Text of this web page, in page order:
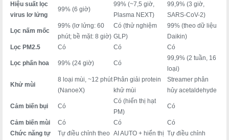
Hiệu suất lọc
virus lơ lửng
99% (6 giờ)
99% (~7,5 giờ,
Plasma NEXT)
99,9% (3 giờ,
SARS-CoV-2)
Lọc nấm mốc
99% (lơ lửng: 60
phút; bề mặt: 8 giờ)
Có (thử nghiệm
GLP)
99% (theo dữ liệu
Daikin)
Lọc PM2.5
Có Có Có
Lọc phấn hoa 99% (24 giờ) Có
99,9% (2 tuần, 16
loại)
Khử mùi
8 loại mùi, ~12 phút
(NanoeX)
Phân giải protein
khử mùi
Streamer phân
hủy acetaldehyde
Cảm biến bụi Có
Có (hiển thị hạt
PM)
Có
Cảm biến mùi Có Có
Có
Chức năng tự
Tự điều chỉnh theo AI AUTO + hiển thị Tự điều chỉnh